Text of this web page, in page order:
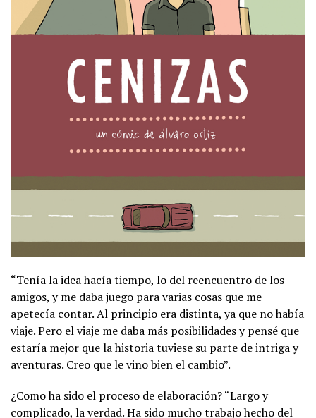
“Tenía la idea hacía tiempo, lo del reencuentro de los
amigos, y me daba juego para varias cosas que me
apetecía contar. Al principio era distinta, ya que no había
viaje. Pero el viaje me daba más posibilidades y pensé que
estaría mejor que la historia tuviese su parte de intriga y
aventuras. Creo que le vino bien el cambio”.
¿Como ha sido el proceso de elaboración? “Largo y
complicado, la verdad. Ha sido mucho trabajo hecho del